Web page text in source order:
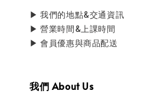
▶ 我們的地點&交通資訊
▶ 營業時間&上課時間
▶ 會員優惠與商品配送
我們 About Us